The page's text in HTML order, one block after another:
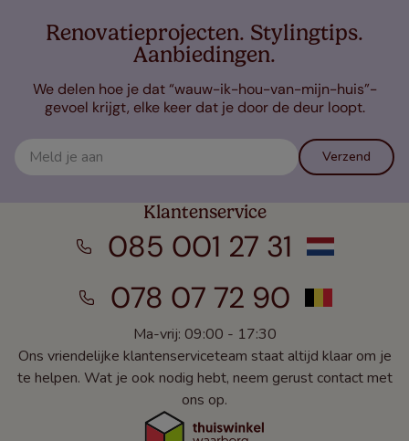
Renovatieprojecten. Stylingtips.
Aanbiedingen.
We delen hoe je dat “wauw-ik-hou-van-mijn-huis”-
gevoel krijgt, elke keer dat je door de deur loopt.
Verzend
Klantenservice
085 001 27 31
078 07 72 90
Ma-vrij: 09:00 - 17:30
Ons vriendelijke klantenserviceteam staat altijd klaar om je
te helpen. Wat je ook nodig hebt, neem gerust contact met
ons op.